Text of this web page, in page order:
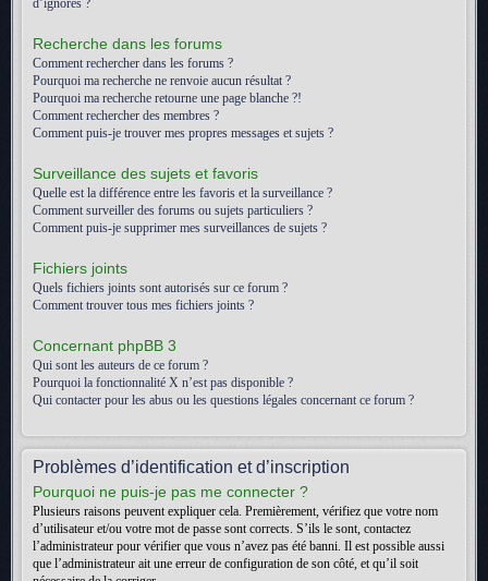
d’ignorés ?
Recherche dans les forums
Comment rechercher dans les forums ?
Pourquoi ma recherche ne renvoie aucun résultat ?
Pourquoi ma recherche retourne une page blanche ?!
Comment rechercher des membres ?
Comment puis-je trouver mes propres messages et sujets ?
Surveillance des sujets et favoris
Quelle est la différence entre les favoris et la surveillance ?
Comment surveiller des forums ou sujets particuliers ?
Comment puis-je supprimer mes surveillances de sujets ?
Fichiers joints
Quels fichiers joints sont autorisés sur ce forum ?
Comment trouver tous mes fichiers joints ?
Concernant phpBB 3
Qui sont les auteurs de ce forum ?
Pourquoi la fonctionnalité X n’est pas disponible ?
Qui contacter pour les abus ou les questions légales concernant ce forum ?
Problèmes d’identification et d’inscription
Pourquoi ne puis-je pas me connecter ?
Plusieurs raisons peuvent expliquer cela. Premièrement, vérifiez que votre nom
d’utilisateur et/ou votre mot de passe sont corrects. S’ils le sont, contactez
l’administrateur pour vérifier que vous n’avez pas été banni. Il est possible aussi
que l’administrateur ait une erreur de configuration de son côté, et qu’il soit